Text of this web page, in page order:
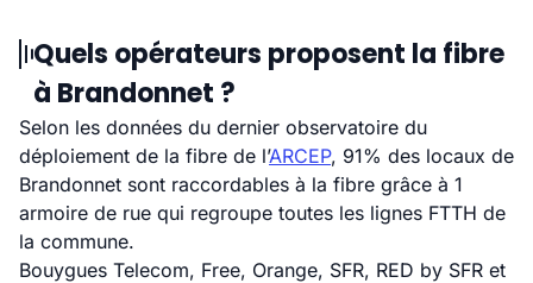
Quels opérateurs proposent la fibre
à Brandonnet ?
Selon les données du dernier observatoire du
déploiement de la fibre de l’ARCEP, 91% des locaux de
Brandonnet sont raccordables à la fibre grâce à 1
armoire de rue qui regroupe toutes les lignes FTTH de
la commune.
Bouygues Telecom, Free, Orange, SFR, RED by SFR et